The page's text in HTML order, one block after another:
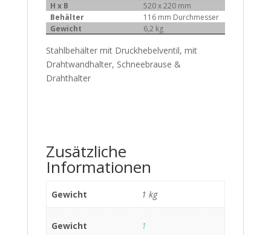
H x B
520 x 220 mm
Behälter
116 mm Durchmesser
Gewicht
6,2 kg
Stahlbehälter mit Druckhebelventil, mit
Drahtwandhalter, Schneebrause &
Drahthalter
Zusätzliche
Informationen
Gewicht 1 kg
Gewicht 1